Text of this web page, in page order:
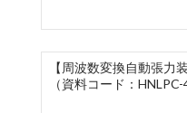
【周波数変換自動張力
（資料コード：HNLPC-